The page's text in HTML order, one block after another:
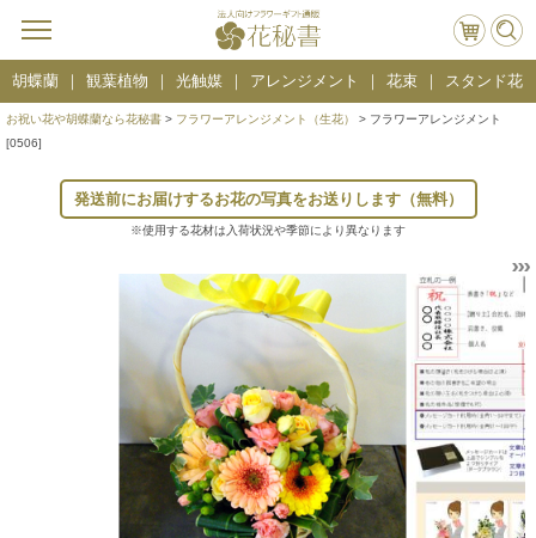
胡蝶蘭 観葉植物 光触媒 アレンジメント 花束 スタンド花
お祝い花や胡蝶蘭なら花秘書 > フラワーアレンジメント（生花）
> フラワーアレンジメント
[0506]
発送前にお届けするお花の写真をお送りします（無料）
※使用する花材は入荷状況や季節により異なります